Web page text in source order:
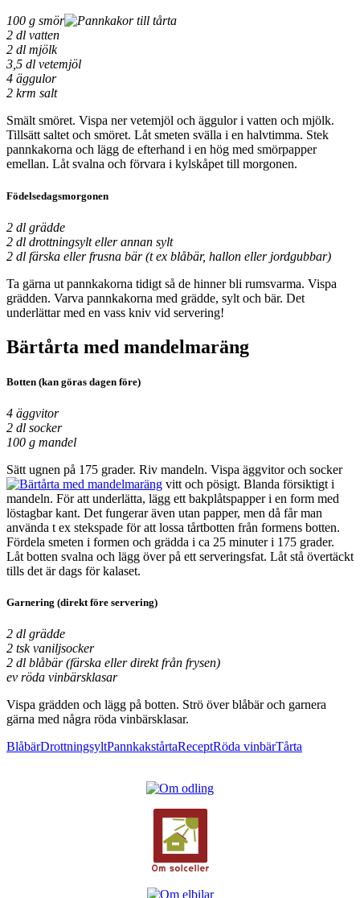
100 g smör
2 dl vatten
2 dl mjölk
3,5 dl vetemjöl
4 äggulor
2 krm salt
Smält smöret. Vispa ner vetemjöl och äggulor i vatten och mjölk.
Tillsätt saltet och smöret. Låt smeten svälla i en halvtimma. Stek
pannkakorna och lägg de efterhand i en hög med smörpapper
emellan. Låt svalna och förvara i kylskåpet till morgonen.
Födelsedagsmorgonen
2 dl grädde
2 dl drottningsylt eller annan sylt
2 dl färska eller frusna bär (t ex blåbär, hallon eller jordgubbar)
Ta gärna ut pannkakorna tidigt så de hinner bli rumsvarma. Vispa
grädden. Varva pannkakorna med grädde, sylt och bär. Det
underlättar med en vass kniv vid servering!
Bärtårta med mandelmaräng
Botten (kan göras dagen före)
4 äggvitor
2 dl socker
100 g mandel
Sätt ugnen på 175 grader. Riv mandeln. Vispa äggvitor och socker
vitt och pösigt. Blanda försiktigt i
mandeln. För att underlätta, lägg ett bakplåtspapper i en form med
löstagbar kant. Det fungerar även utan papper, men då får man
använda t ex stekspade för att lossa tårtbotten från formens botten.
Fördela smeten i formen och grädda i ca 25 minuter i 175 grader.
Låt botten svalna och lägg över på ett serveringsfat. Låt stå övertäckt
tills det är dags för kalaset.
Garnering (direkt före servering)
2 dl grädde
2 tsk vaniljsocker
2 dl blåbär (färska eller direkt från frysen)
ev röda vinbärsklasar
Vispa grädden och lägg på botten. Strö över blåbär och garnera
gärna med några röda vinbärsklasar.
BlåbärDrottningsyltPannkakstårtaReceptRöda vinbärTårta